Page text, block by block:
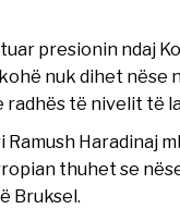
presionin ndaj
nuk dihet nëse
radhës të nivelit të
Haradinaj
thuhet se
Bruksel.